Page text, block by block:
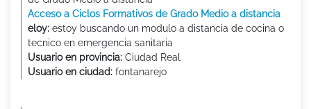
Acceso a Ciclos Formativos de Grado Medio a distancia
eloy: estoy buscando un modulo a distancia de cocina o
tecnico en emergencia sanitaria
Usuario en provincia: Ciudad Real
Usuario en ciudad: fontanarejo